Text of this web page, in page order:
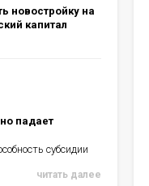
новостройку на
капитал
падает
субсидии
читать далее